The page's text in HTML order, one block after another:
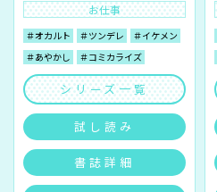
お仕事
＃オカルト ＃ツンデレ
＃イケメン
＃あやかし
＃コミカライズ
シリーズ一覧
試し読み
書誌詳細